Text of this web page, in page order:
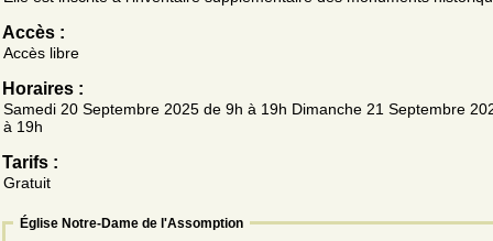
Accès :
Accès libre
Horaires :
Samedi 20 Septembre 2025 de 9h à 19h Dimanche 21 Septembre
à 19h
Tarifs :
Gratuit
Église Notre-Dame de l'Assomption